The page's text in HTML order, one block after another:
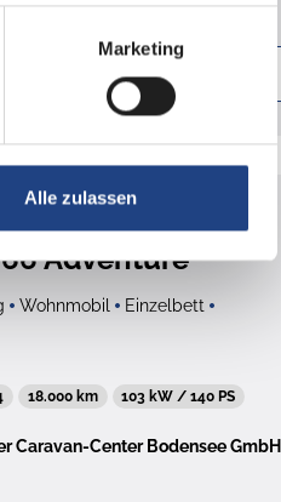
Marketing
Alle zulassen
Adventure
Wohnmobil
Einzelbett
18.000 km 103 kW / 140 PS
Caravan-Center Bodensee GmbH